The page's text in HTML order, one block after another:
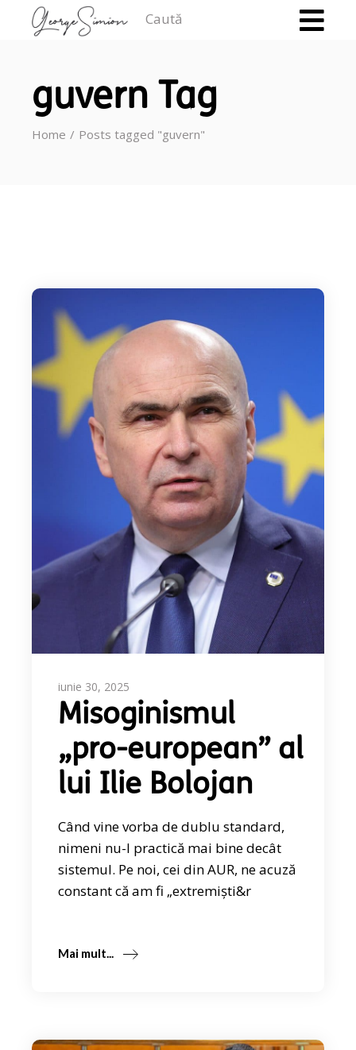
guvern Tag
Home Posts tagged "guvern"
iunie 30, 2025
Misoginismul
„pro-european” al
lui Ilie Bolojan
Când vine vorba de dublu standard,
nimeni nu-l practică mai bine decât
sistemul. Pe noi, cei din AUR, ne acuză
constant că am fi „extremiști&r
Mai mult...